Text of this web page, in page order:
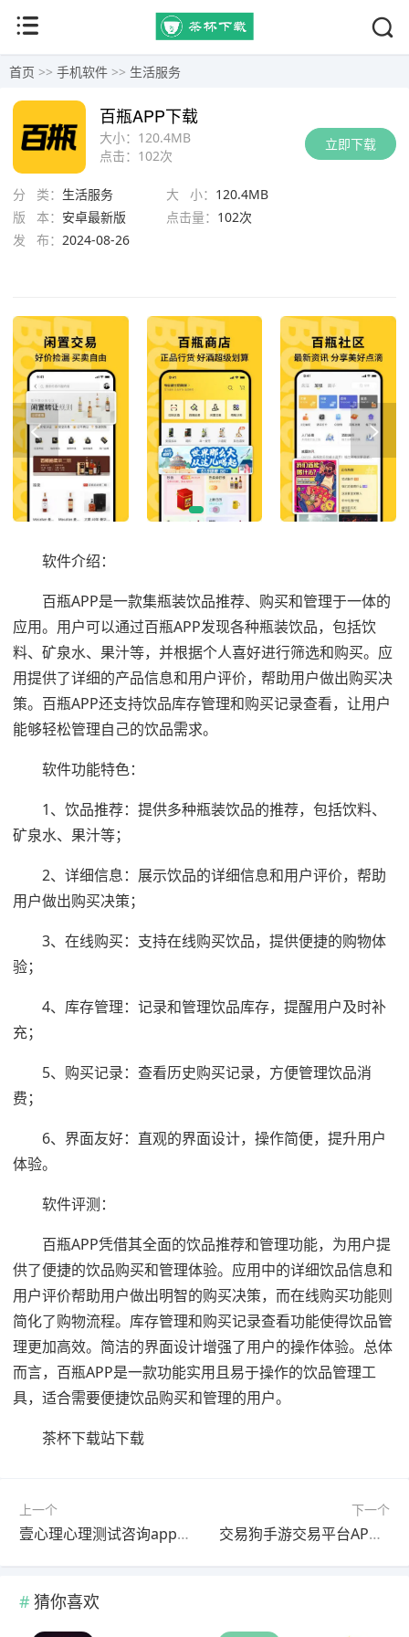
首页 >> 手机软件 >> 生活服务
立即下载
大小： 120.4MB
点击： 102次
百瓶APP下载
分 类： 生活服务 大 小： 120.4MB
版 本： 安卓最新版 点击量： 102次
发 布： 2024-08-26
软件介绍：
百瓶APP是一款集瓶装饮品推荐、购买和管理于一体的
应用。用户可以通过百瓶APP发现各种瓶装饮品，包括饮
料、矿泉水、果汁等，并根据个人喜好进行筛选和购买。应
用提供了详细的产品信息和用户评价，帮助用户做出购买决
策。百瓶APP还支持饮品库存管理和购买记录查看，让用户
能够轻松管理自己的饮品需求。
软件功能特色：
1、饮品推荐：提供多种瓶装饮品的推荐，包括饮料、
矿泉水、果汁等；
2、详细信息：展示饮品的详细信息和用户评价，帮助
用户做出购买决策；
3、在线购买：支持在线购买饮品，提供便捷的购物体
验；
4、库存管理：记录和管理饮品库存，提醒用户及时补
充；
5、购买记录：查看历史购买记录，方便管理饮品消
费；
6、界面友好：直观的界面设计，操作简便，提升用户
体验。
软件评测：
百瓶APP凭借其全面的饮品推荐和管理功能，为用户提
供了便捷的饮品购买和管理体验。应用中的详细饮品信息和
用户评价帮助用户做出明智的购买决策，而在线购买功能则
简化了购物流程。库存管理和购买记录查看功能使得饮品管
理更加高效。简洁的界面设计增强了用户的操作体验。总体
而言，百瓶APP是一款功能实用且易于操作的饮品管理工
具，适合需要便捷饮品购买和管理的用户。
茶杯下载站下载
上一个
壹心理心理测试咨询app下载
下一个
交易狗手游交易平台APP下载
猜你喜欢